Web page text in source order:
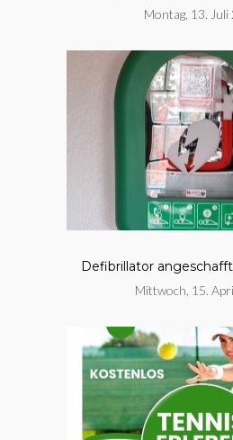
Montag, 13. Juli
Defibrillator
Mittwoch, 15.